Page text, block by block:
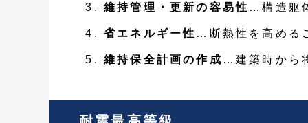
維持管理・更新の容易性 …構造躯
省エネルギー性 …断熱性を高める
維持保全計画の作成 …建築時から